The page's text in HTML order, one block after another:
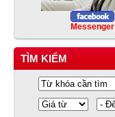
Messenger
TÌM KIẾM